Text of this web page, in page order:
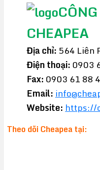
CHEAPEA
Địa chỉ: 564 Liên
Điện thoại: 0903
Fax: 0903 61 88
Email:
Website:https://
Theo dõi Cheapea tại: